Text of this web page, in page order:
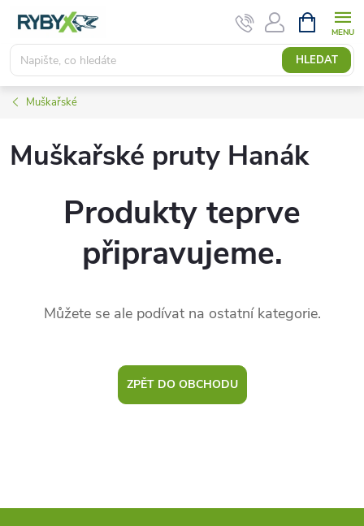
obsah
HLEDAT
NÁKUPNÍ
KOŠÍK
Muškařské
Muškařské pruty Hanák
Produkty teprve
připravujeme.
Můžete se ale podívat na ostatní kategorie.
ZPĚT DO OBCHODU